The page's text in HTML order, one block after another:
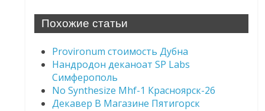
Похожие статьи
Provironum стоимость Дубна
Нандродон деканоат SP Labs
Симферополь
No Synthesize Mhf-1 Красноярск-26
Декавер В Магазине Пятигорск